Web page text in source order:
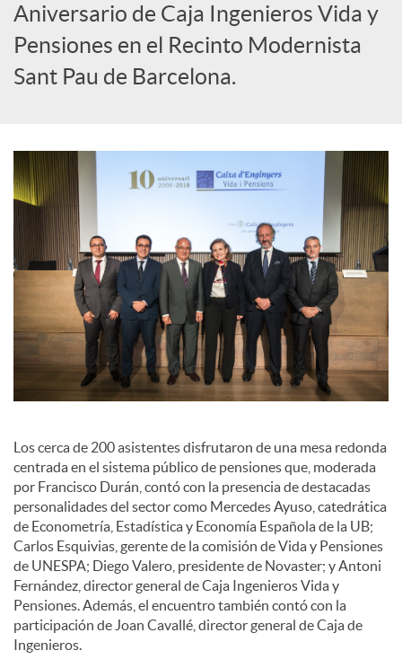
d
o
r
d
e
c
o
n
t
e
n
Aniversario de Caja Ingenieros Vida y
Pensiones en el Recinto Modernista
Sant Pau de Barcelona.
Los cerca de 200 asistentes disfrutaron de una mesa redonda
centrada en el sistema público de pensiones que, moderada
por Francisco Durán, contó con la presencia de destacadas
personalidades del sector como Mercedes Ayuso, catedrática
de Econometría, Estadística y Economía Española de la UB;
Carlos Esquivias, gerente de la comisión de Vida y Pensiones
de UNESPA; Diego Valero, presidente de Novaster; y Antoni
Fernández, director general de Caja Ingenieros Vida y
Pensiones. Además, el encuentro también contó con la
participación de Joan Cavallé, director general de Caja de
Ingenieros.